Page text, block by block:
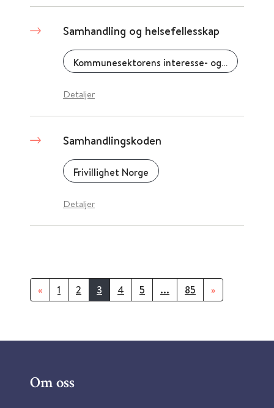
Samhandling og helsefellesskap
Kommunesektorens interesse- og arbeidsgiverorganisasjon (KS)
Detaljer
Samhandlingskoden
Frivillighet Norge
Detaljer
« 1 2 3 4 5 ... 85 »
Om oss